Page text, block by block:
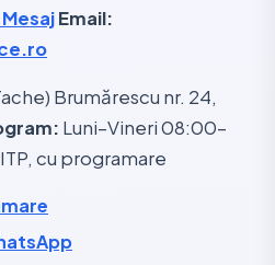
Email:
Brumărescu nr. 24,
Luni–Vineri 08:00–
cu programare